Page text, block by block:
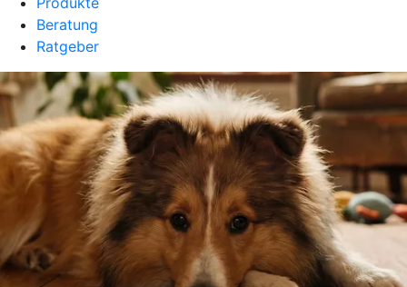
Beratung
Ratgeber